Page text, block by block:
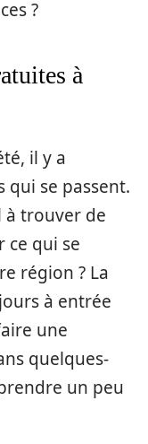
?
à
il y a
qui se passent.
à trouver de
ce qui se
région ? La
à entrée
une
quelques-
un peu